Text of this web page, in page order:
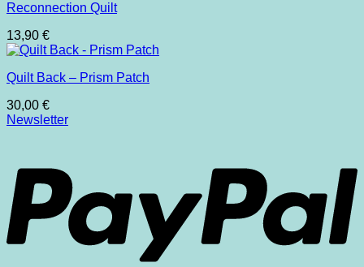
Reconnection Quilt
13,90 €
Quilt Back – Prism Patch
30,00 €
Newsletter